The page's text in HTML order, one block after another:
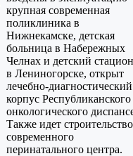
крупная современная
поликлиника в
Нижнекамске, детская
больница в Набережных
Челнах и детский
в Лениногорске, открыт
лечебно-диагностический
корпус Республиканского
онкологического
Также идет строительство
современного
перинатального центра.